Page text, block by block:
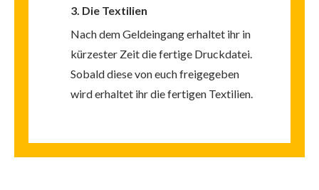
3. Die Textilien
Nach dem Geldeingang erhaltet ihr in
kürzester Zeit die fertige Druckdatei.
Sobald diese von euch freigegeben
wird erhaltet ihr die fertigen Textilien.